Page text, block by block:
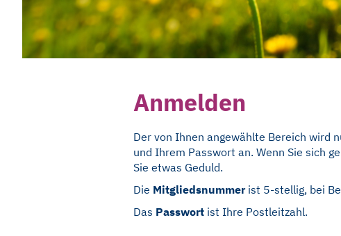
Anmelden
Der von Ihnen angewählte Bereich wird
und Ihrem Passwort an. Wenn Sie sich
Sie etwas Geduld.
Die Mitgliedsnummerist 5-stellig, bei
Das Passwort ist Ihre Postleitzahl.